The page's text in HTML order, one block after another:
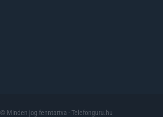
Minden jog fenntartva - Telefonguru.hu